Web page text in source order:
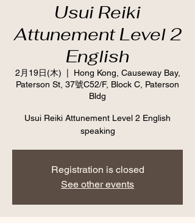
Usui Reiki
Attunement Level 2
English
2月19日(木)
Hong Kong, Causeway Bay,
Paterson St, 37號C52/F, Block C, Paterson
Bldg
Usui Reiki Attunement Level 2 English
speaking
Registration is closed
See other events